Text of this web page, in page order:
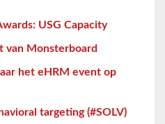
USG Capacity
van Monsterboard
het eHRM event op
targeting (#SOLV)